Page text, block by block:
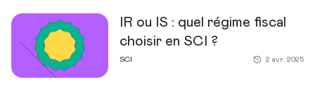
IR ou IS : quel régime fiscal
choisir en SCI ?
SCI 2 avr. 2025